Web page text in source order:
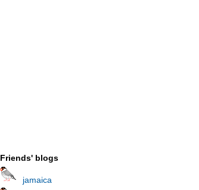
Friends' blogs
jamaica